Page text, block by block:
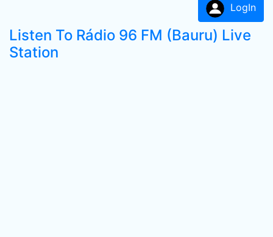
LogIn
Listen To Rádio 96 FM (Bauru) Live
Station